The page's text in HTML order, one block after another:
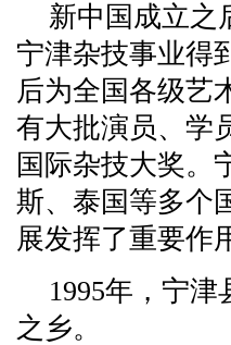
新中国成立之
宁津杂技事业得
后为全国各级艺
有大批演员、学
国际杂技大奖。
斯、泰国等多个
展发挥了重要作
1995年，宁
之乡。